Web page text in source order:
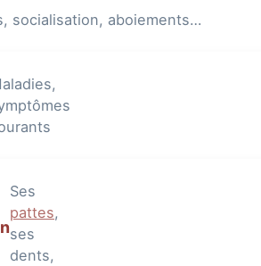
socialisation, aboiements…
Ses
pattes,
ses
dents,